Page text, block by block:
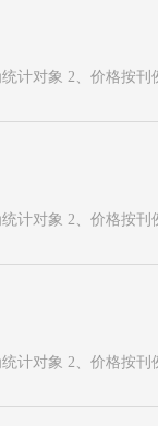
计对象 2、价格按
计对象 2、价格按
计对象 2、价格按